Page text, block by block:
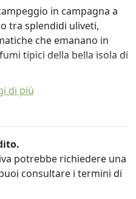
in campagna a
tra splendidi uliveti,
che emanano in
tipici della bella isola di
un'oasi di relax nella
e pepe rosa dispone
e 10 mini appartamenti
alberghieri di qualità.
modo di fare vacanza in
e all'insegna della
di più
potrebbe richiedere una
consultare i termini di